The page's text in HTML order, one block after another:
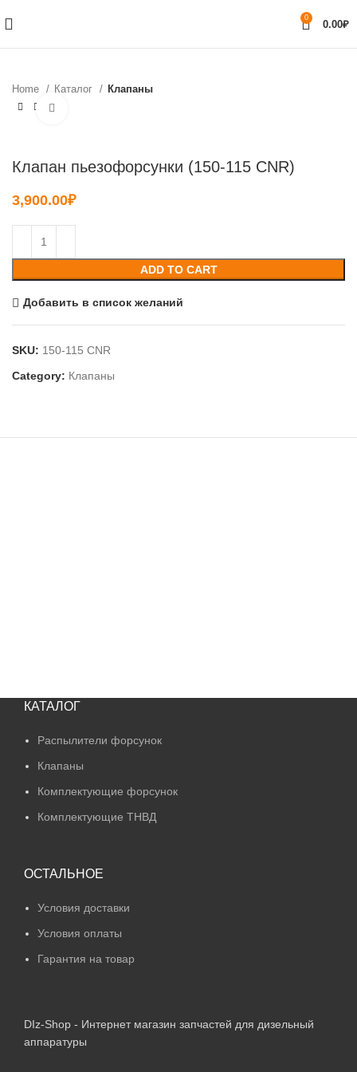
0
0.00₽
Home Каталог
Клапаны
Клапан пьезофорсунки (150-115 CNR)
3,900.00₽
ADD TO CART
Добавить в список желаний
SKU: 150-115 CNR
Category: Клапаны
КАТАЛОГ
Распылители форсунок
Клапаны
Комплектующие форсунок
Комплектующие ТНВД
ОСТАЛЬНОЕ
Условия доставки
Условия оплаты
Гарантия на товар
DIz-Shop - Интернет магазин запчастей для дизельный
аппаратуры